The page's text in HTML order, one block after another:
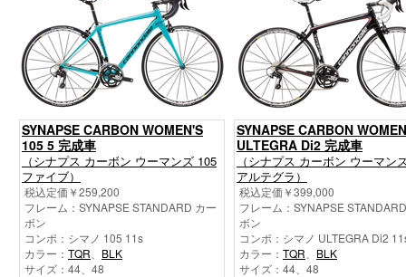
SYNAPSE CARBON WOMEN'S
105 5 完成車
（シナプス カーボン ウーマンズ 105
ファイブ）
税込定価￥259,200
フレーム：SYNAPSE STANDARD カー
ボン
コンポ：シマノ 105 11s
カラー： TQR
BLK
サイズ：44、48
SYNAPSE CARBON
ULTEGRA Di2 完成車
（シナプス カーボン ウーマン
アルテグラ）
税込定価￥399,000
フレーム：SYNAPSE
ボン
コンポ：シマノ ULTEGRA Di2
カラー： TQR
BLK
サイズ：44、48